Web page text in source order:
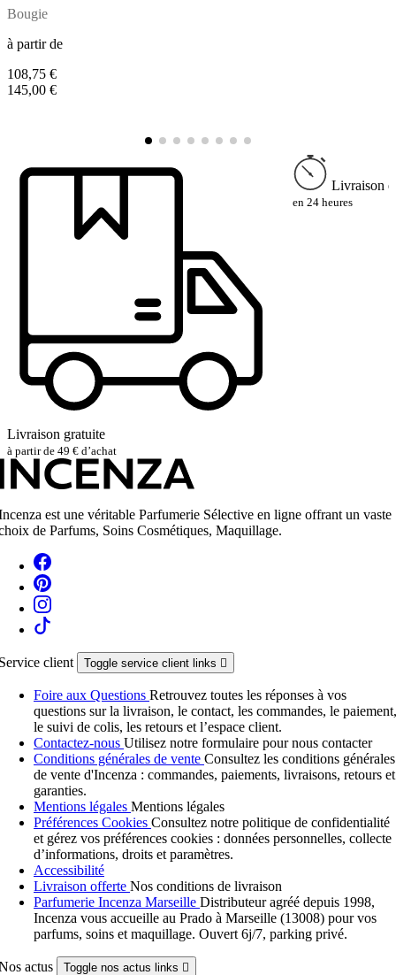
Bougie
à partir de
108,75 €
145,00 €
Livraison gratuite
à partir de 49 € d’achat
Livraison
en 24 heures
est une véritable Parfumerie Sélective en ligne offrant un vaste
de Parfums, Soins Cosmétiques, Maquillage.
client Toggle service client links 
Foire aux Questions Retrouvez toutes les réponses à vos
questions sur la livraison, le contact, les commandes, le paiement,
le suivi de colis, les retours et l’espace client.
Contactez-nous Utilisez notre formulaire pour nous contacter
Conditions générales de vente Consultez les conditions générales
de vente d'Incenza : commandes, paiements, livraisons, retours et
garanties.
Mentions légales Mentions légales
Préférences Cookies Consultez notre politique de confidentialité
et gérez vos préférences cookies : données personnelles, collecte
d’informations, droits et paramètres.
Accessibilité
Livraison offerte Nos conditions de livraison
Parfumerie Incenza Marseille Distributeur agréé depuis 1998,
Incenza vous accueille au Prado à Marseille (13008) pour vos
parfums, soins et maquillage. Ouvert 6j/7, parking privé.
actus Toggle nos actus links 